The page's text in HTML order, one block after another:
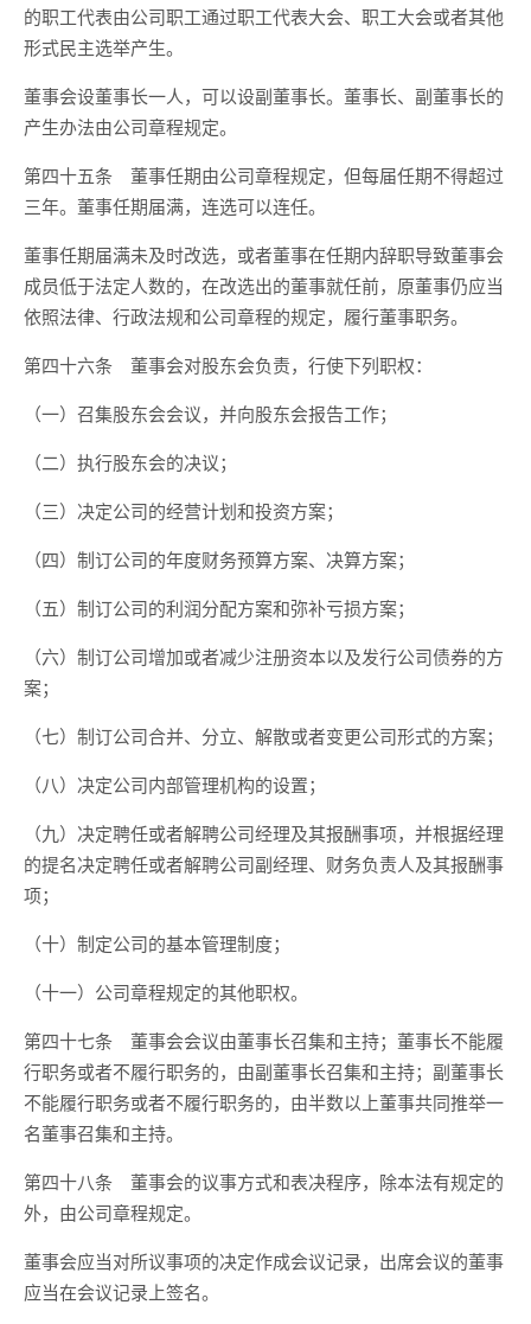
的职工代表由公司职工通过职工代表大会、职工大会或者其他
形式民主选举产生。
董事会设董事长一人，可以设副董事长。董事长、副董事长的
产生办法由公司章程规定。
第四十五条 董事任期由公司章程规定，但每届任期不得超过
三年。董事任期届满，连选可以连任。
董事任期届满未及时改选，或者董事在任期内辞职导致董事会
成员低于法定人数的，在改选出的董事就任前，原董事仍应当
依照法律、行政法规和公司章程的规定，履行董事职务。
第四十六条 董事会对股东会负责，行使下列职权：
（一）召集股东会会议，并向股东会报告工作；
（二）执行股东会的决议；
（三）决定公司的经营计划和投资方案；
（四）制订公司的年度财务预算方案、决算方案；
（五）制订公司的利润分配方案和弥补亏损方案；
（六）制订公司增加或者减少注册资本以及发行公司债券的方
案；
（七）制订公司合并、分立、解散或者变更公司形式的方案；
（八）决定公司内部管理机构的设置；
（九）决定聘任或者解聘公司经理及其报酬事项，并根据经理
的提名决定聘任或者解聘公司副经理、财务负责人及其报酬事
项；
（十）制定公司的基本管理制度；
（十一）公司章程规定的其他职权。
第四十七条 董事会会议由董事长召集和主持；董事长不能履
行职务或者不履行职务的，由副董事长召集和主持；副董事长
不能履行职务或者不履行职务的，由半数以上董事共同推举一
名董事召集和主持。
第四十八条 董事会的议事方式和表决程序，除本法有规定的
外，由公司章程规定。
董事会应当对所议事项的决定作成会议记录，出席会议的董事
应当在会议记录上签名。